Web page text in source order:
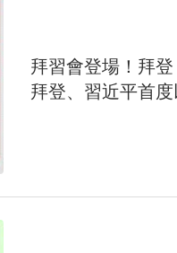
拜習會登場！拜
拜登、習近平首度